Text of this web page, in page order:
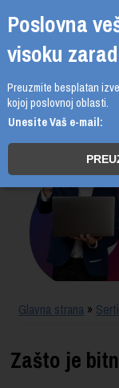
Poslovna
visoku
Preuzmite besplatan
kojoj poslovnoj oblasti.
Unesite Vaš e-mail:
PROGRAMI
UPIS
ŠTA DOBIJATE
UČENJE NA DALJINU
SERTIFIKACIJA
Glavna strana »
Zašto je